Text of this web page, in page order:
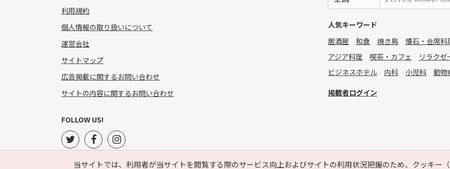
当サイトでは、利用者が当サイトを閲覧する際のサービス向上およびサイトの利用状況把握のため、クッキー
利用規約
個人情報の取り扱いについて
運営会社
サイトマップ
広告掲載に関するお問い合わせ
サイトの内容に関するお問い合わせ
人気キーワード
居酒屋
和食 焼き鳥 懐石・会席料
アジア料理
喫茶・カフェ リラクゼ
ビジネスホテル
内科 小児科 動物
掲載者ログイン
FOLLOW US!